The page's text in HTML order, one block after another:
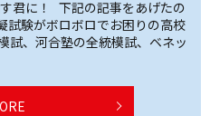
君に！ 下記の記事をあげたの
試験がボロボロでお困りの高校
試、河合塾の全統模試、ベネッ